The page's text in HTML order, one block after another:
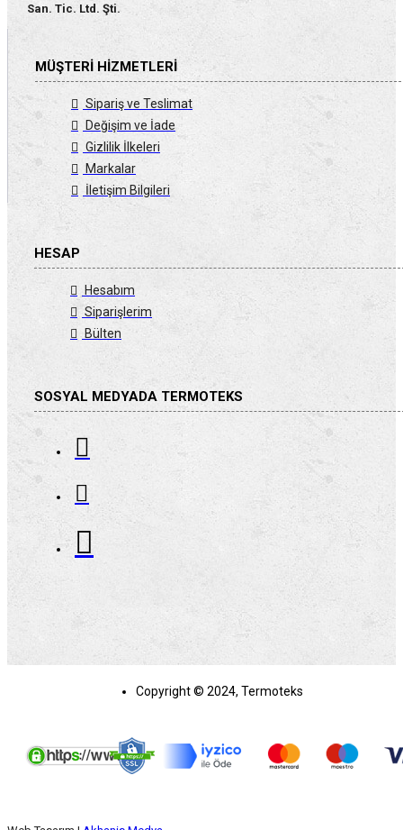
San. Tic. Ltd. Şti.
MÜŞTERI HIZMETLERI
Sipariş ve Teslimat
Değişim ve İade
Gizlilik İlkeleri
Markalar
İletişim Bilgileri
HESAP
Hesabım
Siparişlerim
Bülten
SOSYAL MEDYADA TERMOTEKS
Copyright © 2024, Termoteks